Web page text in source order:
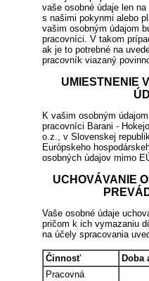
vaše osobné údaje len
s našimi pokynmi alebo
vašim osobným údajom
pracovníci. V takom
ak je to potrebné na
pracovník viazaný
UMIESTNENIE
K vašim osobným
pracovníci Barani -
o.z., v Slovenskej
Európskeho
osobných údajov mimo
UCHOVÁVANIE
Vaše osobné údaje
pričom k ich vymazaniu
na účely spracovania
Činnosť
Doba
Pracovná